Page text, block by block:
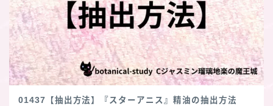
01437【抽出方法】『スターアニス』精油の抽出方法